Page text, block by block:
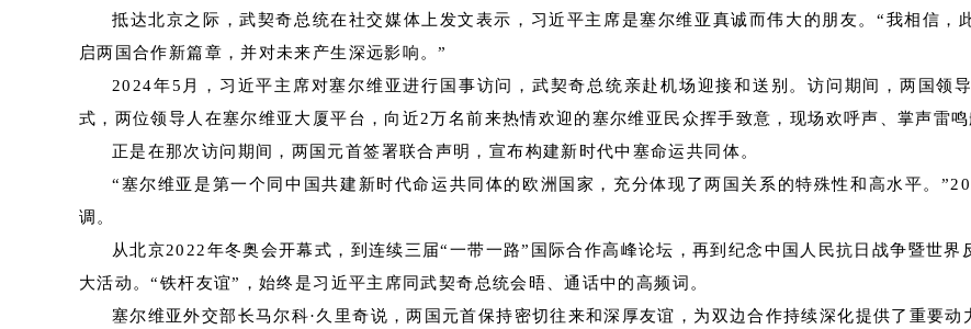
抵达北京之际，武契奇总统在社交媒体上发文表示，习近平主席是塞尔维亚真诚而伟大的朋友。“我相信
启两国合作新篇章，并对未来产生深远影响。”
2024年5月，习近平主席对塞尔维亚进行国事访问，武契奇总统亲赴机场迎接和送别。访问期间，两国领
式，两位领导人在塞尔维亚大厦平台，向近2万名前来热情欢迎的塞尔维亚民众挥手致意，现场欢呼声、掌声雷鸣
正是在那次访问期间，两国元首签署联合声明，宣布构建新时代中塞命运共同体。
“塞尔维亚是第一个同中国共建新时代命运共同体的欧洲国家，充分体现了两国关系的特殊性和高水平。
调。
从北京2022年冬奥会开幕式，到连续三届“一带一路”国际合作高峰论坛，再到纪念中国人民抗日战争暨世
大活动。“铁杆友谊”，始终是习近平主席同武契奇总统会晤、通话中的高频词。
塞尔维亚外交部长马尔科·久里奇说，两国元首保持密切往来和深厚友谊，为双边合作持续深化提供了重要动